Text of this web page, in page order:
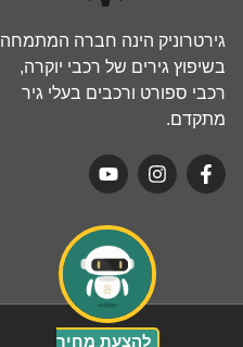
להצעת מחיר
גירטרוניק הינה חברה המתמחה
בשיפוץ גירים של רכבי יוקרה,
רכבי ספורט ורכבים בעלי גיר
מתקדם.